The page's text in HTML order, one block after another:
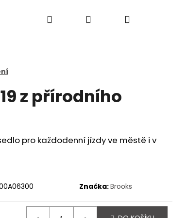
Hledat PřihlášeníNákupní
z přírodního
pro každodenní jízdy ve městě i v
Značka:Brooks
Následující